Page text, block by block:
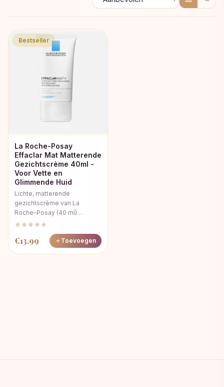
Bestseller
La Roche-Posay
Effaclar Mat Matterende
Gezichtscrème 40ml -
Voor Vette en
Glimmende Huid
Lichte, matterende
gezichtscrème van La
Roche-Posay (40 ml)…
€13,99 Toevoegen